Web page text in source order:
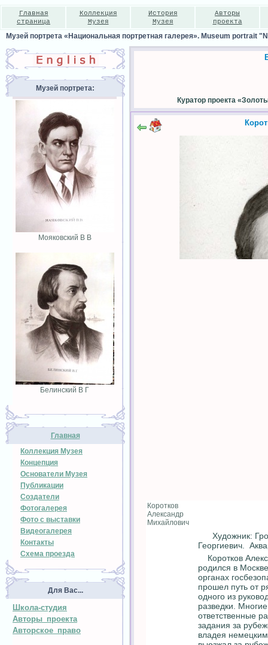
Главная
страница
Коллекция
Музея
История
Музея
Авторы
проекта
Музей портрета «Национальная портретная галерея». Museum portrait
Музей портрета:
Мояковский В В
Белинский В Г
Главная
Коллекция Музея
Концепция
Основатели Музея
Публикации
Создатели
Фотогалерея
Фото с выставки
Видеогалерея
Контакты
Схема проезда
Для Вас...
Школа-студия
Авторы проекта
Авторское право
Куратор проекта
Коротков
Александр
Михайлович
Художник:
Георгиевич.
Коротков
родился в
органах
прошел путь от
одного из
разведки.
ответственные
задания за
владея